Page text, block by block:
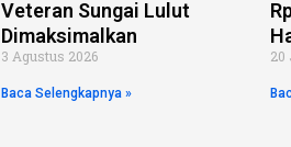
Veteran Sungai Lulut
Dimaksimalkan
3 Agustus 2026
Baca Selengkapnya »
20